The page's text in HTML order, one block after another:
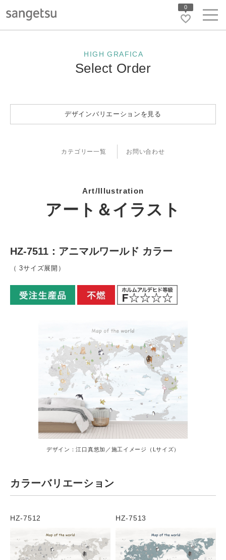
0
HIGH GRAFICA
Select Order
デザインバリエーションを見る
Art/Illustration
アート＆イラスト
カテゴリー一覧 お問い合わせ
HZ-7511：アニマルワールド カラー
（ 3サイズ展開）
デザイン：江口真悠加／施工イメージ（Lサイズ）
カラーバリエーション
HZ-7512 HZ-7513